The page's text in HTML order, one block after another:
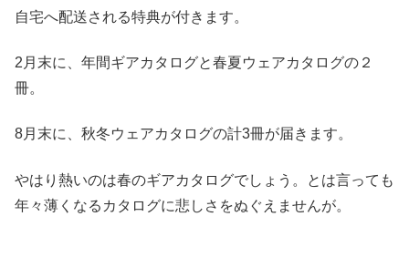
自宅へ配送される特典が付きます。
2月末に、年間ギアカタログと春夏ウェアカタログの２
冊。
8月末に、秋冬ウェアカタログの計3冊が届きます。
やはり熱いのは春のギアカタログでしょう。とは言っても
年々薄くなるカタログに悲しさをぬぐえませんが。